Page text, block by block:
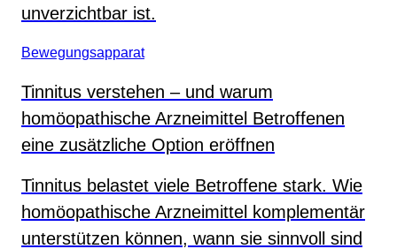
unverzichtbar ist.
Bewegungsapparat
Tinnitus verstehen – und warum
homöopathische Arzneimittel Betroffenen
eine zusätzliche Option eröffnen
Tinnitus belastet viele Betroffene stark. Wie
homöopathische Arzneimittel komplementär
unterstützen können, wann sie sinnvoll sind